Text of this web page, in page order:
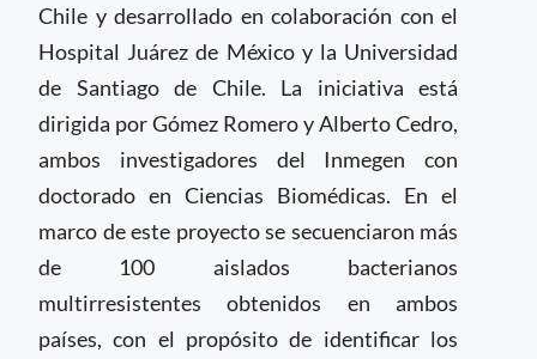
Chile y desarrollado en colaboración con el
Hospital Juárez de México y la Universidad
de Santiago de Chile. La iniciativa está
dirigida por Gómez Romero y Alberto Cedro,
ambos investigadores del Inmegen con
doctorado en Ciencias Biomédicas. En el
marco de este proyecto se secuenciaron más
de 100 aislados bacterianos
multirresistentes obtenidos en ambos
países, con el propósito de identificar los